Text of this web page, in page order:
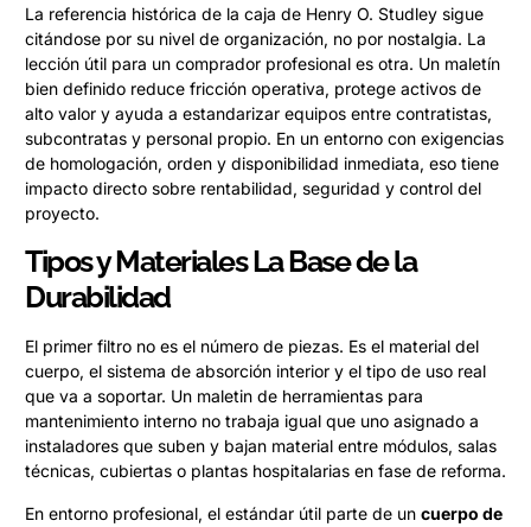
La referencia histórica de la caja de Henry O. Studley sigue
citándose por su nivel de organización, no por nostalgia. La
lección útil para un comprador profesional es otra. Un maletín
bien definido reduce fricción operativa, protege activos de
alto valor y ayuda a estandarizar equipos entre contratistas,
subcontratas y personal propio. En un entorno con exigencias
de homologación, orden y disponibilidad inmediata, eso tiene
impacto directo sobre rentabilidad, seguridad y control del
proyecto.
Tipos y Materiales La Base de la
Durabilidad
El primer filtro no es el número de piezas. Es el material del
cuerpo, el sistema de absorción interior y el tipo de uso real
que va a soportar. Un maletin de herramientas para
mantenimiento interno no trabaja igual que uno asignado a
instaladores que suben y bajan material entre módulos, salas
técnicas, cubiertas o plantas hospitalarias en fase de reforma.
En entorno profesional, el estándar útil parte de un cuerpo de